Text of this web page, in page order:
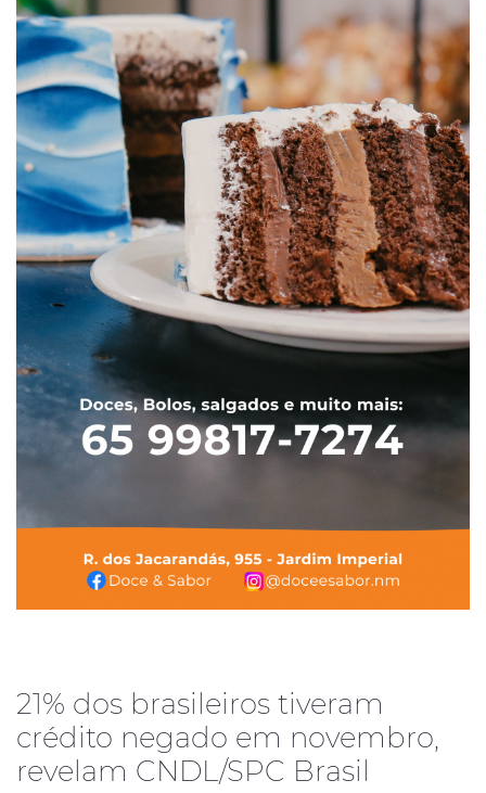
21% dos brasileiros tiveram
crédito negado em novembro,
revelam CNDL/SPC Brasil